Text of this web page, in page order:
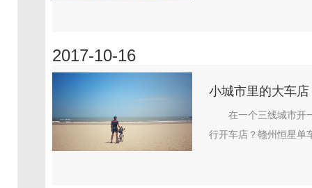
2017-10-16
小城市里的大车店
在一个三线城市开
行开车店？赣州恒星单